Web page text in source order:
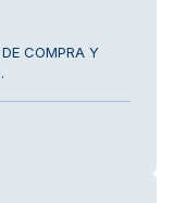
COMPRA Y